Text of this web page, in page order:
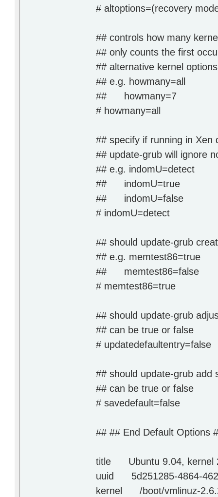
# altoptions=(recovery
## controls how many
## only counts the first
## alternative kernel options
## e.g. howmany=all
## howmany=7
# howmany=all
## specify if running in Xen
## update-grub will ignore
## e.g. indomU=detect
## indomU=true
## indomU=false
# indomU=detect
## should update-grub
## e.g. memtest86=true
## memtest86=false
# memtest86=true
## should update-grub
## can be true or false
# updatedefaultentry=false
## should update-grub add
## can be true or false
# savedefault=false
## ## End Default Options
title Ubuntu 9.04, kernel
uuid 5d251285-4864-
kernel /boot/vmlinuz-